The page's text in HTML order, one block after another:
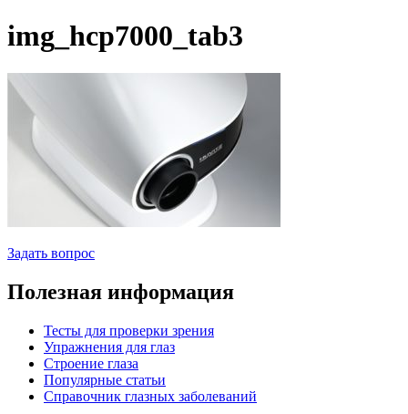
img_hcp7000_tab3
Задать вопрос
Полезная информация
Тесты для проверки зрения
Упражнения для глаз
Строение глаза
Популярные статьи
Справочник глазных заболеваний